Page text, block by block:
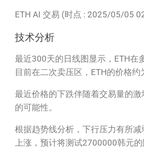
ETH AI 交易 (时点 : 2025/05/05
技术分析
最近300天的日线图显示，ETH在
目前在二次卖压区，ETH的价格
最近价格的下跌伴随着交易量的
的可能性。
根据趋势线分析，下行压力有所
上涨，预计将测试2700000韩元